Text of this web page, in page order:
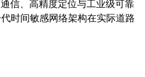
信、高精度定位与工业级可靠
时间敏感网络架构在实际道路